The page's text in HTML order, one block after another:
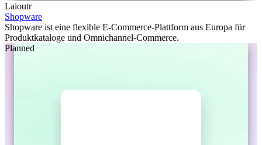
Laioutr
Shopware
Shopware ist eine flexible E-Commerce-Plattform aus Europa für
Produktkataloge und Omnichannel-Commerce.
Planned